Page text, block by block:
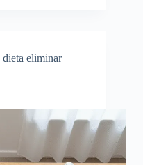
dieta eliminar